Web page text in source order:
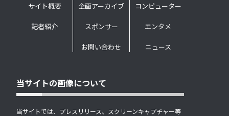
サイト概要
記者紹介
企画アーカイブ
スポンサー
お問い合わせ
コンピューター
エンタメ
ニュース
当サイトの画像について
当サイトでは、プレスリリース、スクリーンキャプチャー等